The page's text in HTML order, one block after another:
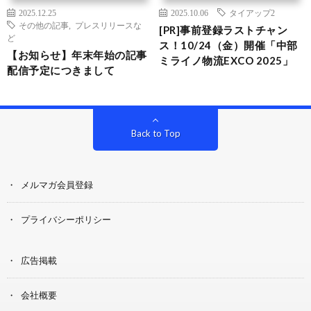
2025.12.25
その他の記事
プレスリリースな
ど
【お知らせ】年末年始の記事
配信予定につきまして
2025.10.06 タイアップ2
[PR]事前登録ラストチャン
ス！10/24（金）開催「中部
ミライノ物流EXCO 2025」
Back to Top
メルマガ会員登録
プライバシーポリシー
広告掲載
会社概要